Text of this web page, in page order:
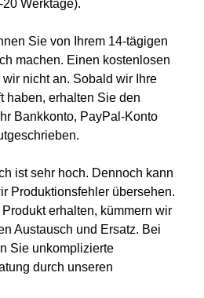
Werktage).
Sie von Ihrem 14-tägigen
machen. Einen kostenlosen
nicht an. Sobald wir Ihre
haben, erhalten Sie den
Bankkonto, PayPal-Konto
ist sehr hoch. Dennoch kann
Produktionsfehler übersehen.
erhalten, kümmern wir
Austausch und Ersatz. Bei
Sie unkomplizierte
durch unseren